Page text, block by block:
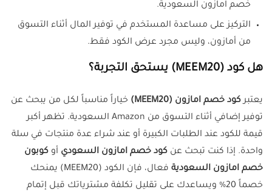
خصم امازون السعودية.
التركيز على مساعدة المستخدم في توفير المال أثناء التسوق
من أمازون، وليس مجرد عرض الكود فقط.
هل كود (MEEM20) يستحق التجربة؟
يعتبركود خصم امازون (MEEM20)
خياراً مناسباً لكل من يبحث عن
توفير إضافي أثناء التسوق من Amazon السعودية. تظهر أكبر
قيمة للكود عند الطلبات الكبيرة أو عند شراء عدة منتجات في سلة
واحدة. إذا كنت تبحث عن كود خصم امازون السعودي أو كوبون
خصم امازون السعودية
فعال، فإن الكود (MEEM20) يمنحك
خصماً 20% ويساعدك على تقليل تكلفة مشترياتك قبل إتمام